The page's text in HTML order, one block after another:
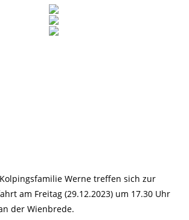
Werne treffen sich zur
am Freitag (29.12.2023) um 17.30 Uhr
der Wienbrede.